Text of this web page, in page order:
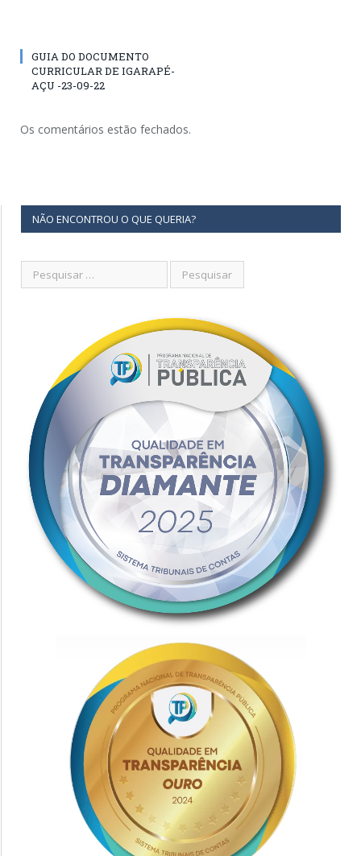
GUIA DO DOCUMENTO
CURRICULAR DE IGARAPÉ-
AÇU -23-09-22
Os comentários estão fechados.
NÃO ENCONTROU O QUE QUERIA?